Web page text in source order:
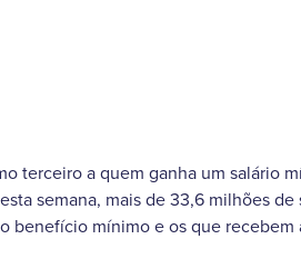
terceiro a quem ganha um salário
semana, mais de 33,6 milhões
benefício mínimo e os que recebem